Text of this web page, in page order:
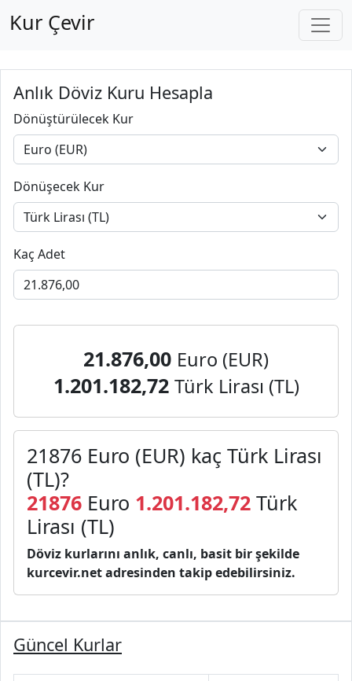
Kur Çevir
Anlık Döviz Kuru Hesapla
Dönüştürülecek Kur
Dönüşecek Kur
Kaç Adet
21.876,00 Euro (EUR)
1.201.182,72 Türk Lirası (TL)
21876 Euro (EUR) kaç Türk Lirası
(TL)?
21876 Euro 1.201.182,72 Türk
Lirası (TL)
Döviz kurlarını anlık, canlı, basit bir şekilde
kurcevir.net adresinden takip edebilirsiniz.
Güncel Kurlar